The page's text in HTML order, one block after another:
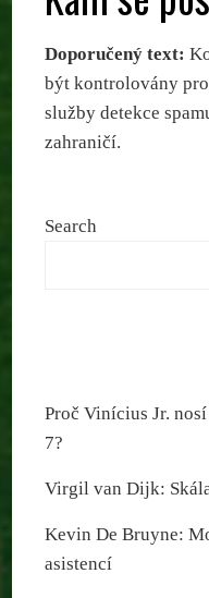
Doporučený text:
být kontrolovány
služby detekce
zahraničí.
Search
Proč Vinícius Jr.
7?
Virgil van Dijk:
Kevin De Bruyne:
asistencí